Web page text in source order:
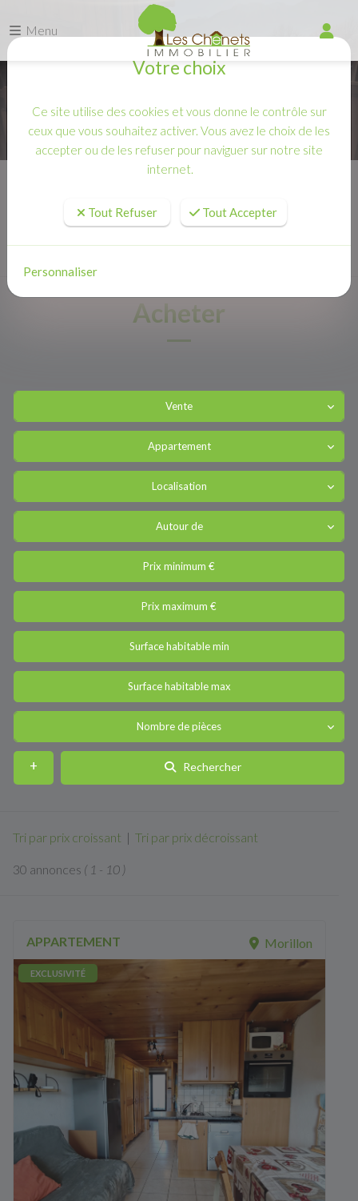
Menu
Acheter
Vente
Appartement
Localisation
Autour de
Nombre de pièces
Rechercher
Tri par prix croissant | Tri par prix décroissant
30 annonces ( 1 - 10 )
APPARTEMENT Morillon
EXCLUSIVITÉ
Votre choix
Ce site utilise des cookies et vous donne le contrôle sur
ceux que vous souhaitez activer. Vous avez le choix de les
accepter ou de les refuser pour naviguer sur notre site
internet.
Tout Refuser Tout Accepter
Personnaliser